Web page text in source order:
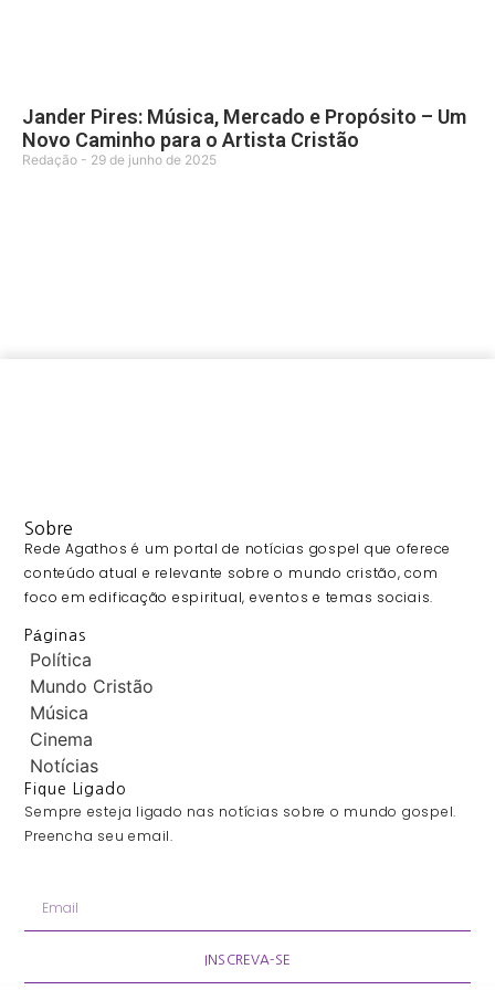
Jander Pires: Música, Mercado e Propósito – Um
Novo Caminho para o Artista Cristão
Redação 29 de junho de 2025
Sobre
Rede Agathos é um portal de notícias gospel que oferece
conteúdo atual e relevante sobre o mundo cristão, com
foco em edificação espiritual, eventos e temas sociais.
Páginas
Política
Mundo Cristão
Música
Cinema
Notícias
Fique Ligado
Sempre esteja ligado nas notícias sobre o mundo gospel.
Preencha seu email.
INSCREVA-SE